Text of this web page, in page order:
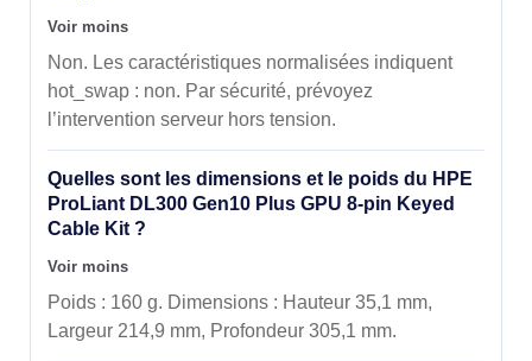
Voir moins
Non. Les caractéristiques normalisées indiquent
hot_swap : non. Par sécurité, prévoyez
l’intervention serveur hors tension.
Quelles sont les dimensions et le poids du HPE
ProLiant DL300 Gen10 Plus GPU 8-pin Keyed
Cable Kit ?
Voir moins
Poids : 160 g. Dimensions : Hauteur 35,1 mm,
Largeur 214,9 mm, Profondeur 305,1 mm.